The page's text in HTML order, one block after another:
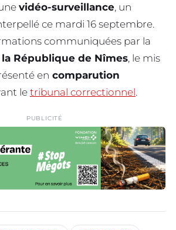
vidéo-surveillance, un
ce mardi 16 septembre.
communiquées par la
République de Nîmes, le mis
en comparution
le tribunal correctionnel.
PUBLICITÉ